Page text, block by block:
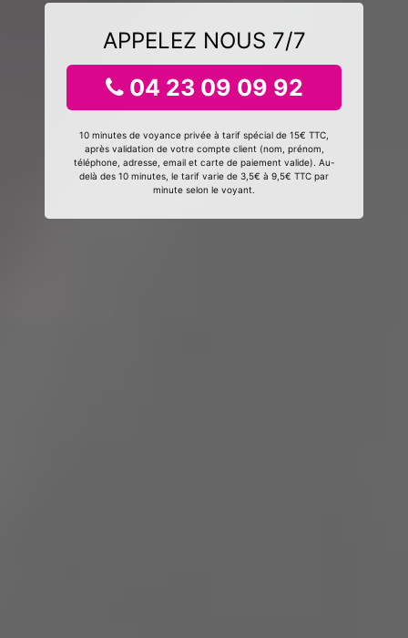
APPELEZ NOUS 7/7
04 23 09 09 92
10 minutes de voyance privée à tarif spécial de 15€ TTC,
après validation de votre compte client (nom, prénom,
téléphone, adresse, email et carte de paiement valide). Au-
delà des 10 minutes, le tarif varie de 3,5€ à 9,5€ TTC par
minute selon le voyant.